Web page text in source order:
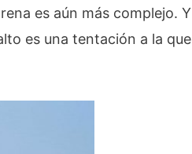
es aún más complejo. Y
es una tentación a la que